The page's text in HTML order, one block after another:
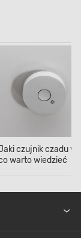
czujnik czadu
warto wiedzieć